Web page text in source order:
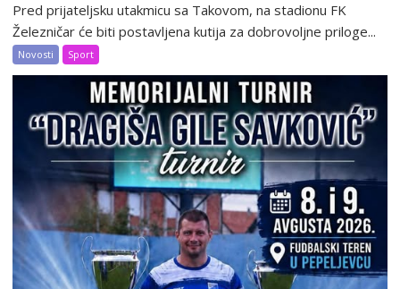
Pred prijateljsku utakmicu sa Takovom, na stadionu FK
Železničar će biti postavljena kutija za dobrovoljne priloge...
Novosti Sport